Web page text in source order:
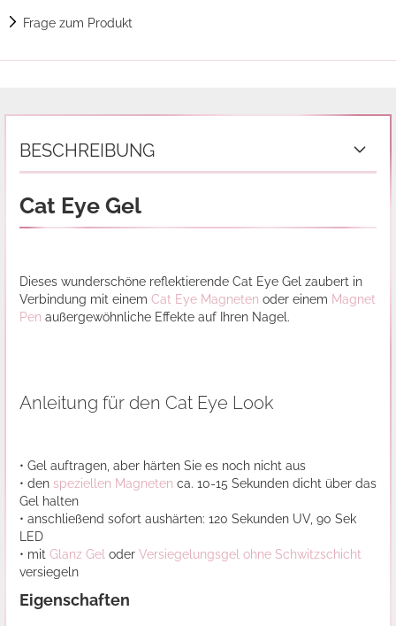
Frage zum Produkt
BESCHREIBUNG
Cat Eye Gel
Dieses wunderschöne reflektierende Cat Eye Gel zaubert in
Verbindung mit einem Cat Eye Magneten oder einem Magnet
Pen außergewöhnliche Effekte auf Ihren Nagel.
Anleitung für den Cat Eye Look
• Gel auftragen, aber härten Sie es noch nicht aus
• den speziellen Magneten ca. 10-15 Sekunden dicht über das
Gel halten
• anschließend sofort aushärten: 120 Sekunden UV, 90 Sek
LED
• mit Glanz Gel oder Versiegelungsgel ohne Schwitzschicht
versiegeln
Eigenschaften